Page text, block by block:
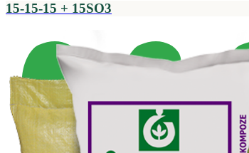
15-15-15 + 15SO3